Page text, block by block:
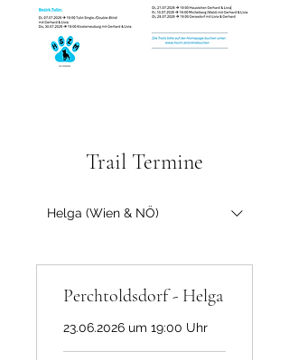
Trail Termine
Helga (Wien & NÖ)
Perchtoldsdorf - Helga
23.06.2026 um 19:00 Uhr